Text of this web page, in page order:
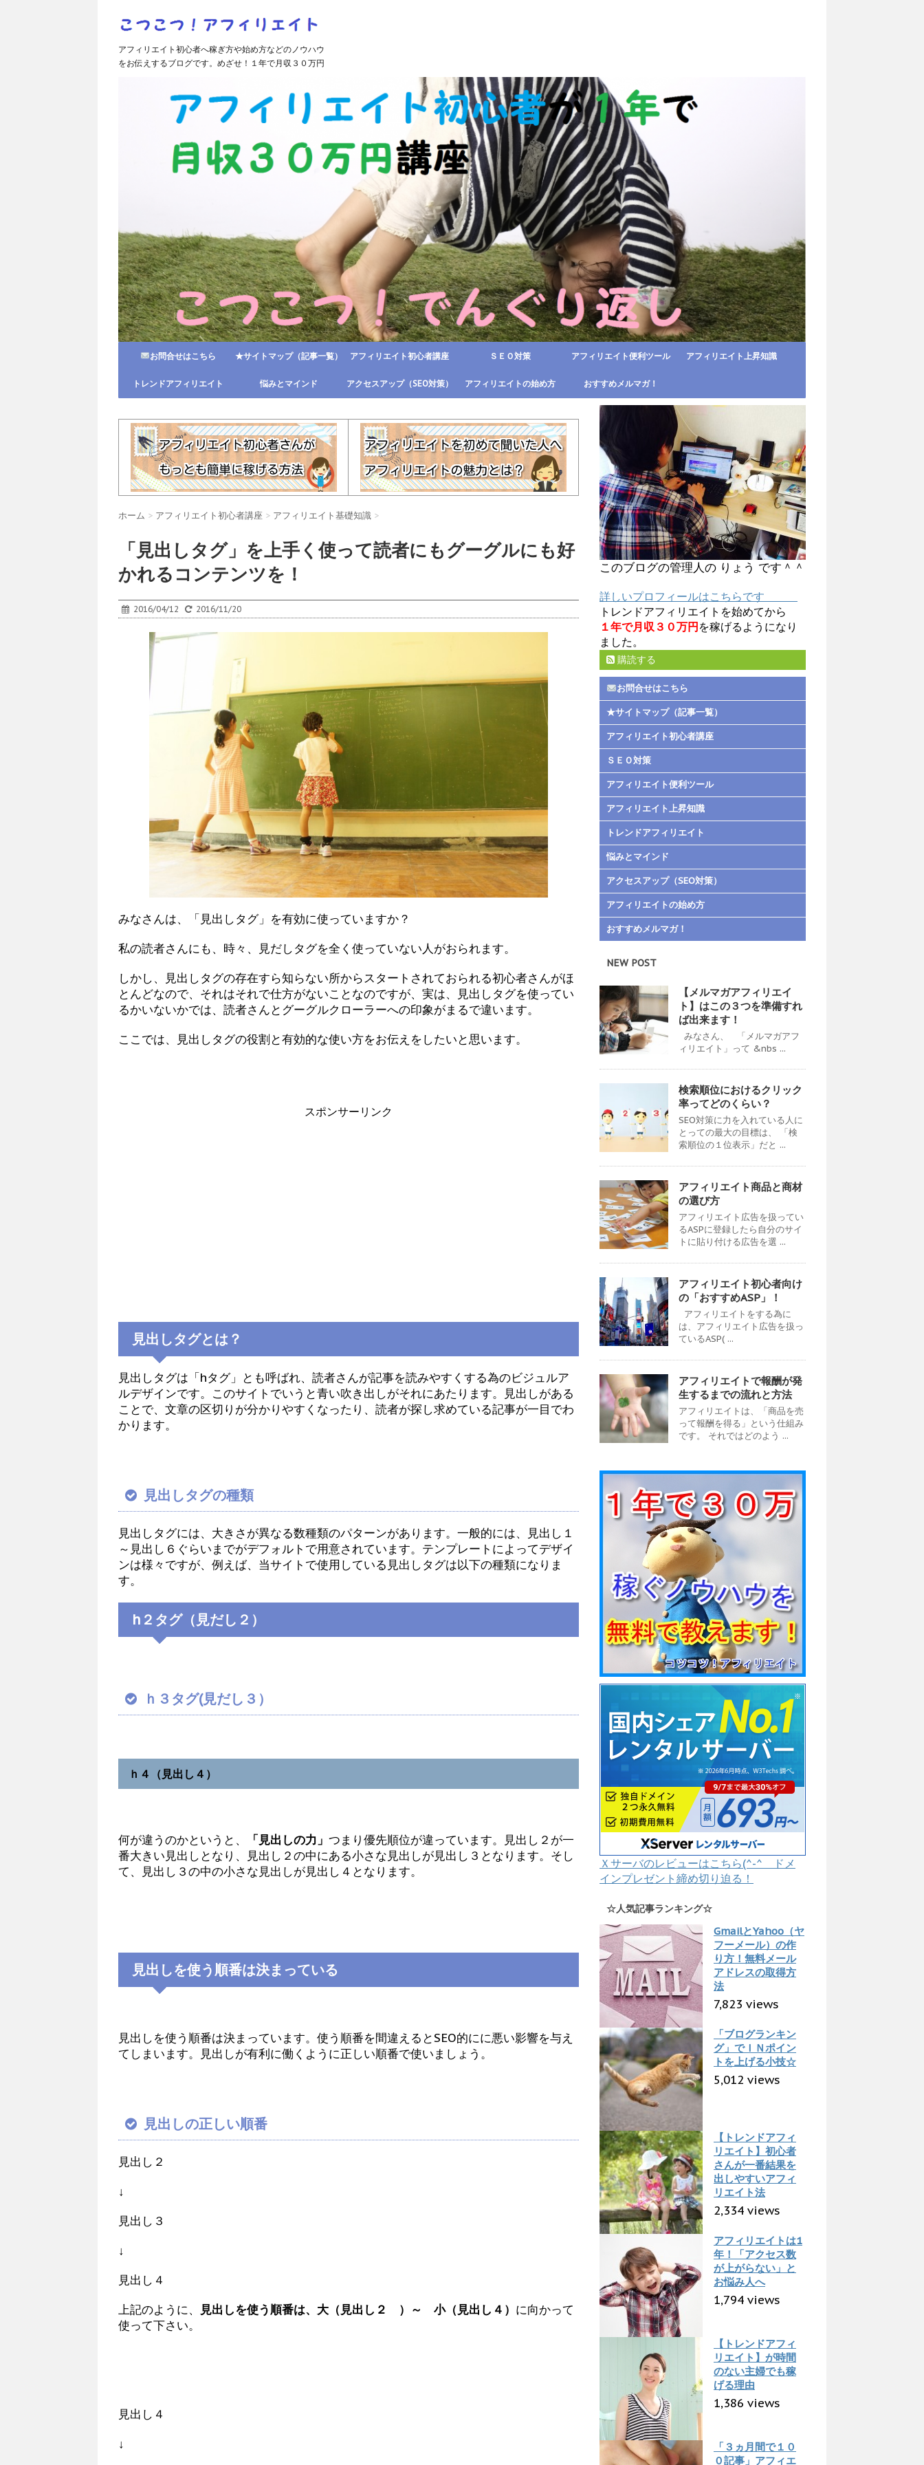
アフィリエイト初心者へ稼ぎ方や始め方などのノウハウ
をお伝えするブログです。めざせ！１年で月収３０万円
お問合せはこちら ★サイトマップ（記事一覧） アフィリエイト初心者講座 ＳＥＯ対策 アフィリエイト便利ツール アフィリエイト上昇知識
トレンドアフィリエイト 悩みとマインド アクセスアップ（SEO対策） アフィリエイトの始め方 おすすめメルマガ！
ホーム > アフィリエイト初心者講座 > アフィリエイト基礎知識 >
「見出しタグ」を上手く使って読者にもグーグルにも好
かれるコンテンツを！
2016/04/12 2016/11/20
みなさんは、「見出しタグ」を有効に使っていますか？
私の読者さんにも、時々、見だしタグを全く使っていない人がおられます。
しかし、見出しタグの存在すら知らない所からスタートされておられる初心者さんがほ
とんどなので、それはそれで仕方がないことなのですが、実は、見出しタグを使ってい
るかいないかでは、読者さんとグーグルクローラーへの印象がまるで違います。
ここでは、見出しタグの役割と有効的な使い方をお伝えをしたいと思います。
スポンサーリンク
見出しタグとは？
見出しタグは「hタグ」とも呼ばれ、読者さんが記事を読みやすくする為のビジュルア
ルデザインです。このサイトでいうと青い吹き出しがそれにあたります。見出しがある
ことで、文章の区切りが分かりやすくなったり、読者が探し求めている記事が一目でわ
かります。
見出しタグの種類
見出しタグには、大きさが異なる数種類のパターンがあります。一般的には、見出し１
～見出し６ぐらいまでがデフォルトで用意されています。テンプレートによってデザイ
ンは様々ですが、例えば、当サイトで使用している見出しタグは以下の種類になりま
す。
h２タグ（見だし２）
ｈ３タグ(見だし３）
ｈ４（見出し４）
何が違うのかというと、 「見出しの力」 つまり優先順位が違っています。見出し２が一
番大きい見出しとなり、見出し２の中にある小さな見出しが見出し３となります。そし
て、見出し３の中の小さな見出しが見出し４となります。
見出しを使う順番は決まっている
見出しを使う順番は決まっています。使う順番を間違えるとSEO的にに悪い影響を与え
てしまいます。見出しが有利に働くように正しい順番で使いましょう。
見出しの正しい順番
見出し２
↓
見出し３
↓
見出し４
上記のように、
見出しを使う順番は、大（見出し２ ）～ 小（見出し４） に向かって
使って下さい。
見出し４
↓
このブログの管理人の りょう です＾＾
詳しいプロフィールはこちらです
トレンドアフィリエイトを始めてから
１年で月収３０万円 を稼げるようになり
ました。
購読する
お問合せはこちら
★サイトマップ（記事一覧）
アフィリエイト初心者講座
ＳＥＯ対策
アフィリエイト便利ツール
アフィリエイト上昇知識
トレンドアフィリエイト
悩みとマインド
アクセスアップ（SEO対策）
アフィリエイトの始め方
おすすめメルマガ！
NEW POST
【メルマガアフィリエイ
ト】はこの３つを準備すれ
ば出来ます！
みなさん、 「メルマガアフ
ィリエイト」って &nbs ...
検索順位におけるクリック
率ってどのくらい？
SEO対策に力を入れている人に
とっての最大の目標は、 「検
索順位の１位表示」だと ...
アフィリエイト商品と商材
の選び方
アフィリエイト広告を扱ってい
るASPに登録したら自分のサイ
トに貼り付ける広告を選 ...
アフィリエイト初心者向け
の「おすすめASP」！
アフィリエイトをする為に
は、アフィリエイト広告を扱っ
ているASP( ...
アフィリエイトで報酬が発
生するまでの流れと方法
アフィリエイトは、「商品を売
って報酬を得る」という仕組み
です。 それではどのよう ...
Ｘサーバのレビューはこちら(^-^ ドメ
インプレゼント締め切り迫る！
☆人気記事ランキング☆
GmailとYahoo（ヤ
フーメール）の作
り方！無料メール
アドレスの取得方
法
7,823 views
「ブログランキン
グ」でＩＮポイン
トを上げる小技☆
5,012 views
【トレンドアフィ
リエイト】初心者
さんが一番結果を
出しやすいアフィ
リエイト法
2,334 views
アフィリエイトは1
年！「アクセス数
が上がらない」と
お悩み人へ
1,794 views
【トレンドアフィ
リエイト】が時間
のない主婦でも稼
げる理由
1,386 views
「３ヵ月間で１０
０記事」アフィエ